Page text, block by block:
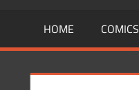
HOME COMICS